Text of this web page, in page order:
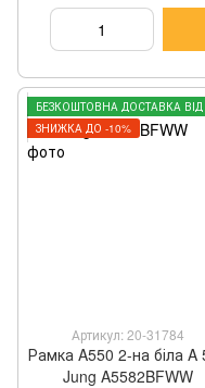
ЗНИЖКА ДО -10%
Артикул: 20-31784
Рамка A550 2-на біла A
Jung A5582BFWW